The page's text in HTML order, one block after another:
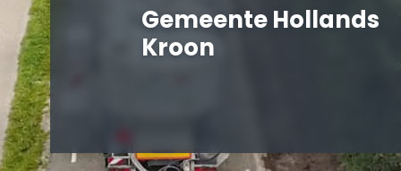
Gemeente Hollands
Kroon